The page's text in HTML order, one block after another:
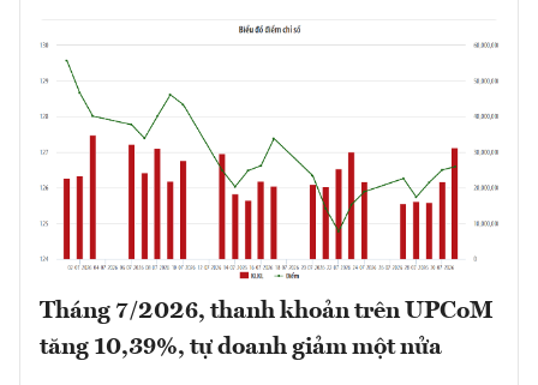
Tháng 7/2026, thanh khoản trên UPCoM
tăng 10,39%, tự doanh giảm một nửa